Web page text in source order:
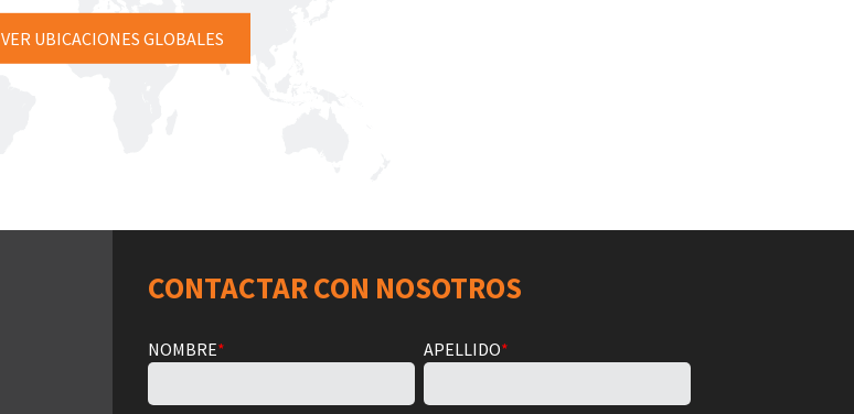
VER UBICACIONES GLOBALES
CONTACTAR CON NOSOTROS
NOMBRE* APELLIDO*